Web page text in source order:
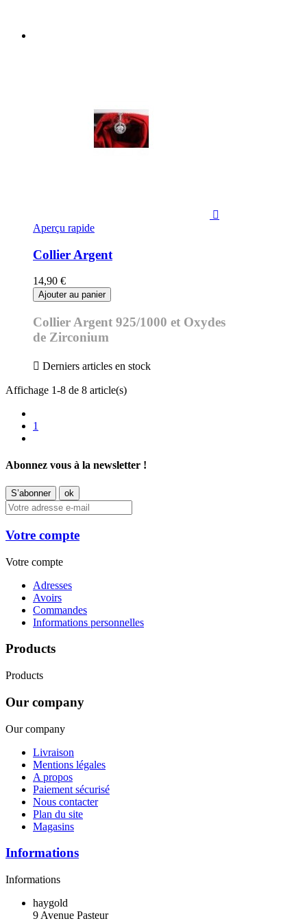

Aperçu rapide
Collier Argent
14,90 €
Ajouter au panier
Collier Argent 925/1000 et Oxydes
de Zirconium
 Derniers articles en stock
Affichage 1-8 de 8 article(s)
1
Abonnez vous à la newsletter !
Votre compte
Votre compte
Adresses
Avoirs
Commandes
Informations personnelles
Products
Products
Our company
Our company
Livraison
Mentions légales
A propos
Paiement sécurisé
Nous contacter
Plan du site
Magasins
Informations
Informations
haygold
9 Avenue Pasteur